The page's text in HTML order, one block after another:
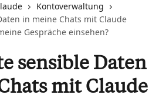
Kontoverwaltung
in meine Chats mit Claude
Gespräche einsehen?
sensible Daten
mit Claude